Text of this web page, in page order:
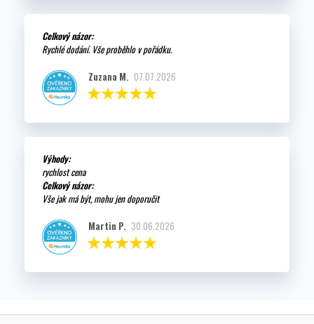
Celkový názor:
Rychlé dodání. Vše proběhlo v pořádku.
Zuzana M. 07.07.2026
Výhody:
rychlost cena
Celkový názor:
Vše jak má být, mohu jen doporučit
Martin P. 30.06.2026